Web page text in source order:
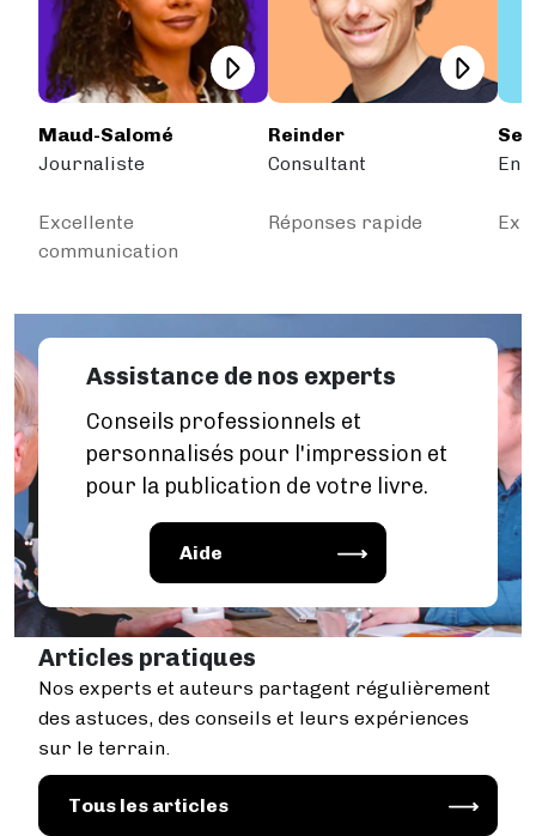
Maud-Salomé
Journaliste
Excellente
communication
Reinder
Consultant
Réponses rapide
Assistance de nos experts
Conseils professionnels et
personnalisés pour l'impression et
pour la publication de votre livre.
Image
Aide
Articles pratiques
Nos experts et auteurs partagent régulièrement
des astuces, des conseils et leurs expériences
sur le terrain.
Image
Tous les articles